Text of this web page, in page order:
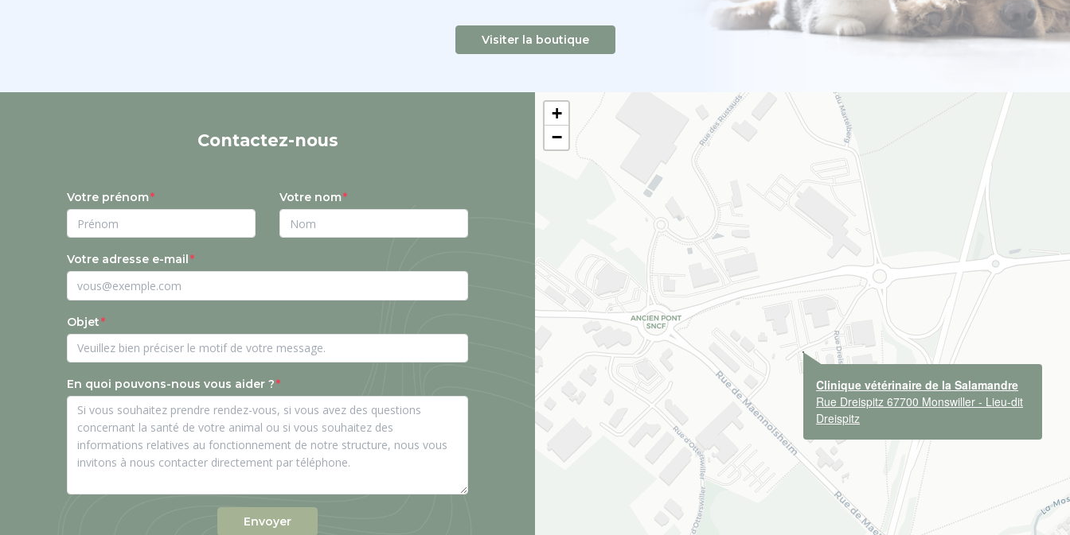
Visiter la boutique
Clinique vétérinaire de la Salamandre
Rue Dreispitz 67700 Monswiller - Lieu-dit
Dreispitz
+
−
Contactez-nous
Votre prénom Votre nom
Votre adresse e-mail
Objet
En quoi pouvons-nous vous aider ?
Envoyer